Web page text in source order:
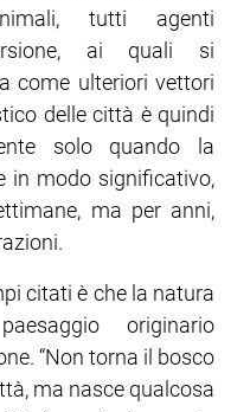
tutti agenti
ai quali si
come ulteriori vettori
delle città è quindi
solo quando la
in modo significativo,
ma per anni,
citati è che la natura
originario
“Non torna il bosco
ma nasce qualcosa